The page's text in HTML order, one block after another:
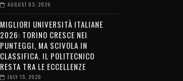
AUGUST 03, 2026
MIGLIORI UNIVERSITÀ ITALIANE
2026: TORINO CRESCE NEI
PUNTEGGI, MA SCIVOLA IN
CLASSIFICA. IL POLITECNICO
RESTA TRA LE ECCELLENZE
JULY 15, 2026